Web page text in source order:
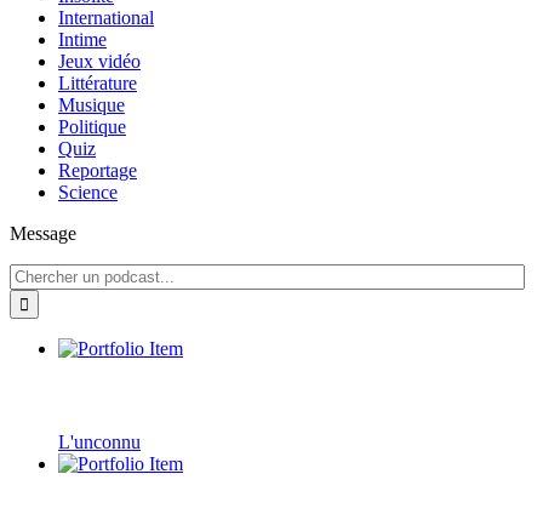
International
Intime
Jeux vidéo
Littérature
Musique
Politique
Quiz
Reportage
Science
Message
L'unconnu